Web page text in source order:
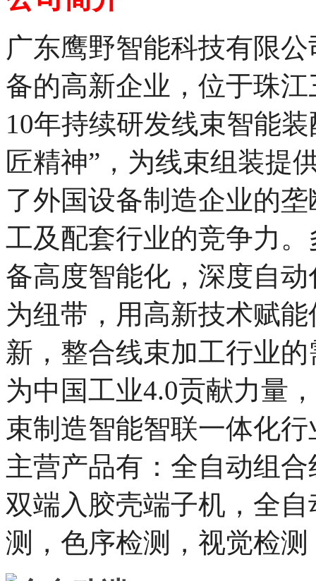
广东鹰野智能科技有限
备的高新企业， 位于珠
10年持续研发线束智能
匠精神”，为线束组装提
了外国设备制造企业的
工及配套行业的竞争力
备高度智能化，深度自
为纽带，用高新技术赋
新， 整合线束加工行业
为中国工业4.0贡献力量，
束制造智能智联一体化
主营产品有：全自动组
双端入胶壳端子机， 全自
测，色序检测，视觉检